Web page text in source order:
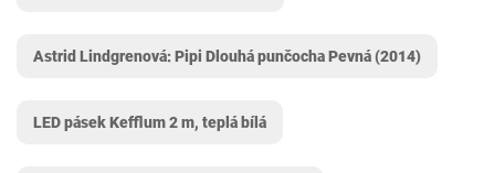
Astrid Lindgrenová: Pipi Dlouhá punčocha Pevná (2014)
LED pásek Kefflum 2 m, teplá bílá